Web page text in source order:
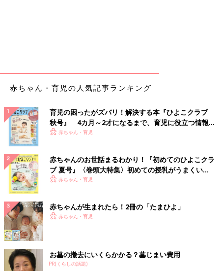
赤ちゃん・育児の人気記事ランキング
育児の困ったがズバリ！解決する本『ひよこクラブ
秋号』 4カ月～2才になるまで、育児に役立つ情報が
いっぱい！
赤ちゃん・育児
赤ちゃんのお世話まるわかり！『初めてのひよこクラ
ブ 夏号』〈巻頭大特集〉初めての授乳がうまくい
く！ おっぱい・ミルクの基本と夏のトラブル 解決テ
赤ちゃん・育児
赤ちゃんが生まれたら！2冊の「たまひよ」
赤ちゃん・育児
お墓の撤去にいくらかかる？墓じまい費用
PR(くらしの話題)